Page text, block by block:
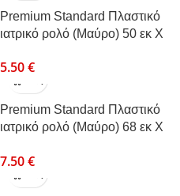
Premium Standard Πλαστικό
ιατρικό ρολό (Μαύρο) 50 εκ Χ
5.50€
Premium Standard Πλαστικό
ιατρικό ρολό (Μαύρο) 68 εκ Χ
7.50€